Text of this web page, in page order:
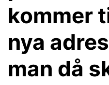
kommer
nya
man då